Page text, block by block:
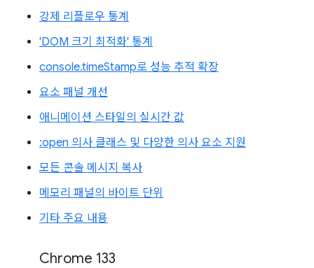
강제 리플로우 통계
'DOM 크기 최적화' 통계
console.timeStamp로 성능 추적 확장
요소 패널 개선
애니메이션 스타일의 실시간 값
:open 의사 클래스 및 다양한 의사 요소 지원
모든 콘솔 메시지 복사
메모리 패널의 바이트 단위
기타 주요 내용
Chrome 133